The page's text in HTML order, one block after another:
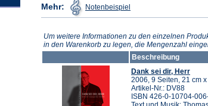
Mehr: Notenbeispiel in
einem
Tab)
Um weitere Informationen zu den einzelnen
in den Warenkorb zu legen, die Mengenzahl
Beschreibung
Dank sei dir, Herr
2006, 9 Seiten, 21 cm
Artikel-Nr.: DV88
ISBN 426-0-10704-